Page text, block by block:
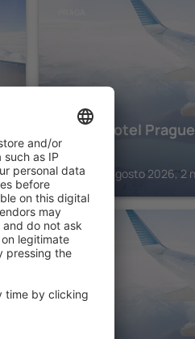
Grand Hotel
354
Praga, 23 agosto 2026, 2
PRAGA